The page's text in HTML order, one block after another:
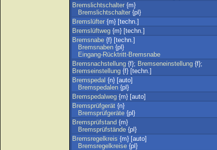
Bremslichtschalter {m}
Bremslichtschalter {pl}
Bremslüfter {m} [techn.]
Bremslüftweg {m} [techn.]
Bremsnabe {f} [techn.]
Bremsnaben {pl}
Eingang-Rücktritt-Bremsnabe
Bremsnachstellung {f}; Bremseneinstellung {f};
Bremseinstellung {f} [techn.]
Bremspedal {n} [auto]
Bremspedalen {pl}
Bremspedalweg {m} [auto]
Bremsprüfgerät {n}
Bremsprüfgeräte {pl}
Bremsprüfstand {m}
Bremsprüfstände {pl}
Bremsregelkreis {m} [auto]
Bremsregelkreise {pl}